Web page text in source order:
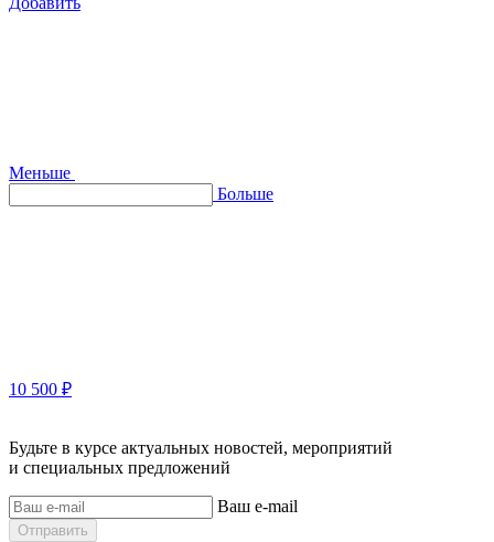
Меньше
Больше
10 500 ₽
Будьте в курсе актуальных новостей, мероприятий
и специальных предложений
Ваш e-mail
Отправить